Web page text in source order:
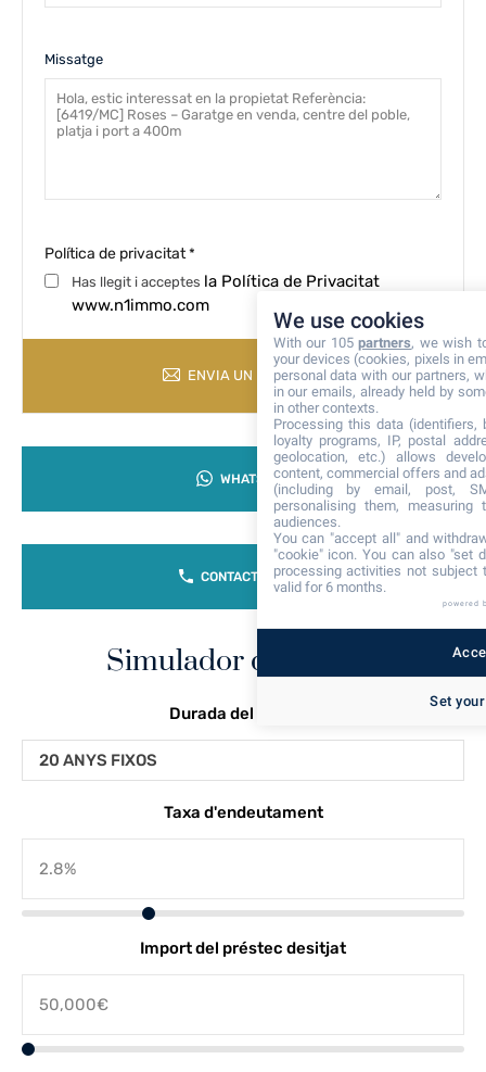
Missatge
Política de privacitat*
Has llegit i acceptes la Política de Privacitat
www.n1immo.com
ENVIA UN MISSATGE
WHATSAPP
CONTACTEU-NOS
Simulador de crèdits
Durada del préstec
20 ANYS FIXOS
Taxa d'endeutament
Import del préstec desitjat
We use cookies
With our 105partners, we wish
your devices (cookies, pixels in
personal data with our partners,
in our emails, already held by
in other contexts.
Processing this data (identifiers,
loyalty programs, IP, postal
geolocation, etc.) allows
content, commercial offers and
(including by email, post,
personalising them, measuring
audiences.
You can "accept all" and
"cookie" icon. You can also "set
processing activities not subject
valid for 6 months.
powered
Set